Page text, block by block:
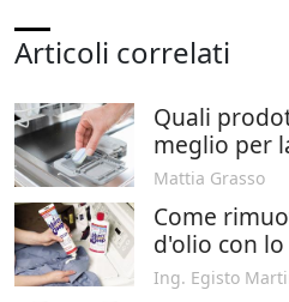
Articoli correlati
Quali
meglio per
Mattia Grasso
Come
d'olio con
Ing. Egisto